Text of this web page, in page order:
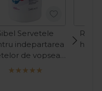
Servetele
indepartarea
de vopsea
Touch 100buc